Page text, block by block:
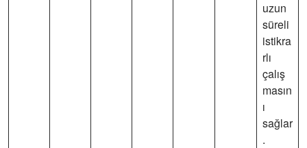
uzun
süreli
istikra
rlı
çalış
masın
ı
sağlar
.